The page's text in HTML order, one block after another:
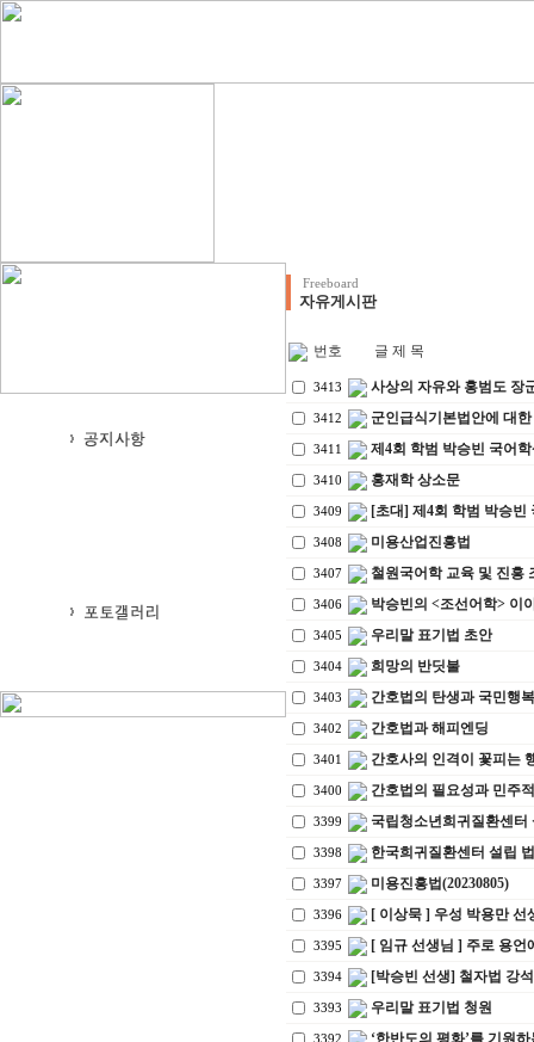
Freeboard
자유게시판
번호 글 제 목
3413 사상의 자유와 홍범도 장
3412 군인급식기본법안에 대
3411 제4회 학범 박승빈 국어
3410 홍재학 상소문
3409 [초대] 제4회 학범 박승빈
3408 미용산업진흥법
3407 철원국어학 교육 및 진흥
3406 박승빈의 <조선어학> 이
3405 우리말 표기법 초안
3404 희망의 반딧불
3403 간호법의 탄생과 국민행복
3402 간호법과 해피엔딩
3401 간호사의 인격이 꽃피는
3400 간호법의 필요성과 민주
3399 국립청소년희귀질환센터
3398 한국희귀질환센터 설립
3397 미용진흥법(20230805)
3396 [ 이상묵 ] 우성 박용만 선
3395 [ 임규 선생님 ] 주로 용언
3394 [박승빈 선생] 철자법 강석
3393 우리말 표기법 청원
3392 ‘한반도의 평화’를 기원